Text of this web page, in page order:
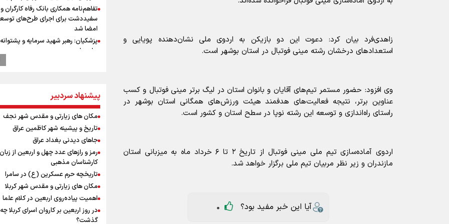
زاهدی‌فرد بیان کرد: دعوت این دو بازیکن به اردوی ملی نشان‌دهنده پویایی و
استعدادهای درخشان رشته مینی فوتبال در استان بوشهر است.
وی افزود: حضور مستمر تیم‌های آقایان و بانوان استان در لیگ برتر مینی فوتبال و کسب
عناوین برتر، نتیجه فعالیت‌های هدفمند هیئت ورزش‌های همگانی استان بوشهر در
راستای راه‌اندازی و توسعه این رشته نوپا در سطح استان و کشور است.
اردوی آماده‌سازی تیم ملی مینی فوتبال از تاریخ ۲ تا ۶ خرداد ماه به میزبانی استان
مازندران و زیر نظر مربیان تیم ملی برگزار خواهد شد.
آیا این خبر مفید بود؟ 0
تفاهم‌نامه همکاری بانک رفاه کارگران
سفیددشت برای اجرای طرح‌های
امضا شد
پزشکیان: رهبر شهید سرمایه و
برای ما بود
گزارشی از ورود وزیر ورزش و جوانان
عماد احمدوند : نسخه نانویی برای حل
بحران منابع آبی کشور
رهبر شهید انقلاب: ادّعاهای دروغین
آمریکایی‌ها باید افشا شود
یحیی سریع: در عملیاتی گسترده
نظامی وابسته به عربستان را هدف قرار
در مرزهای شلمچه و چذابه ثبت شد /
هزار موکب در خوزستان و
نجف تا کربلا
وقتی از وفاق صحبت می‌کنم، منظورم
هستند/ مسیر اصلاحات آغاز شده و
پیشنهاد سردبیر
مکان های زیارتی و مقدس شهر نجف
تاریخ و پیشینه شهر کاظمین عراق
جاهای دیدنی بغداد عراق
رمز و رازهای عدد چهل و اربعین از زبان
کارشناسان مذهبی
تاریخچه حرم عسکرین (ع) در سامرا
مکان های زیارتی و مقدس شهر کربلا
اهمیت پیاده‌روی اربعین در کلام علما
در روز اربعین بر کاروان اسرای کربلا چه
گذشت؟